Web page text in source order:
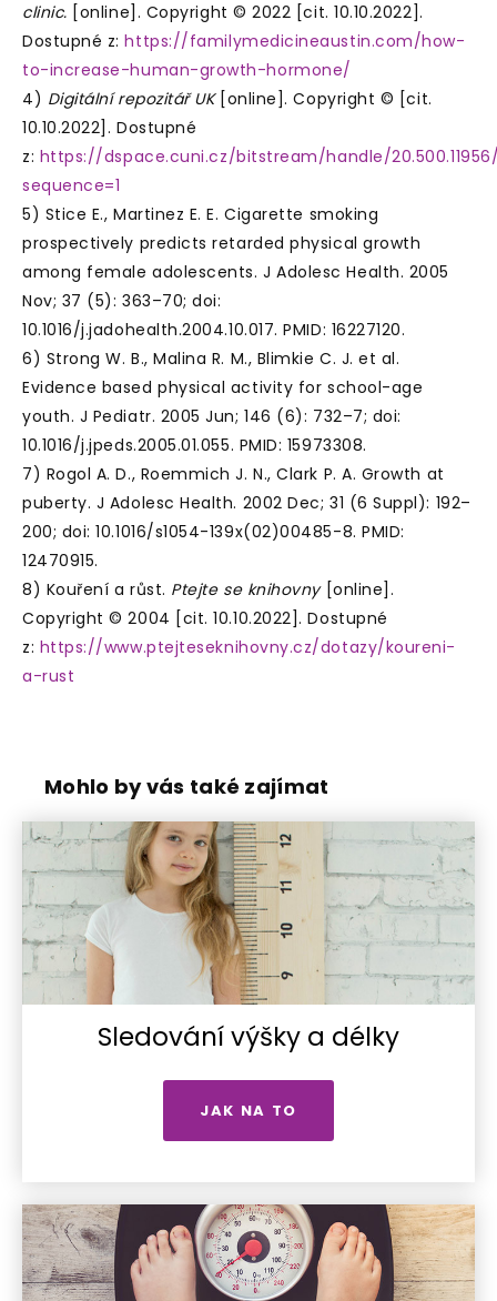
clinic. [online]. Copyright © 2022 [cit. 10.10.2022].
Dostupné z:https://familymedicineaustin.com/how-
to-increase-human-growth-hormone/
4) Digitální repozitář UK[online]. Copyright © [cit.
10.10.2022]. Dostupné
z: https://dspace.cuni.cz/bitstream/handle/20.500.11956/
sequence=1
5) Stice E., Martinez E. E. Cigarette smoking
prospectively predicts retarded physical growth
among female adolescents. J Adolesc Health. 2005
Nov; 37 (5): 363–70; doi:
10.1016/j.jadohealth.2004.10.017. PMID: 16227120.
6) Strong W. B., Malina R. M., Blimkie C. J. et al.
Evidence based physical activity for school-age
youth. J Pediatr. 2005 Jun; 146 (6): 732–7; doi:
10.1016/j.jpeds.2005.01.055. PMID: 15973308.
7) Rogol A. D., Roemmich J. N., Clark P. A. Growth at
puberty. J Adolesc Health. 2002 Dec; 31 (6 Suppl): 192–
200; doi: 10.1016/s1054-139x(02)00485-8. PMID:
12470915.
8) Kouření a růst. Ptejte se knihovny[online].
Copyright © 2004 [cit. 10.10.2022]. Dostupné
z: https://www.ptejteseknihovny.cz/dotazy/koureni-
a-rust
Mohlo by vás také zajímat
Sledování výšky a délky
JAK NA TO